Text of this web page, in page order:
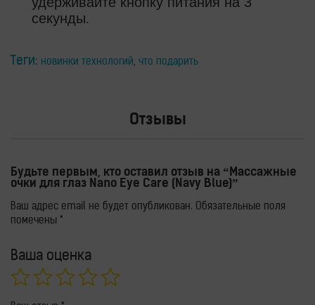
секунды.
Теги: новинки технологий, что подарить
Отзывы
Будьте первым, кто оставил отзыв на “Массажные
очки для глаз Nano Eye Care (Navy Blue)”
Ваш адрес email не будет опубликован. Обязательные поля
помечены *
Ваша оценка